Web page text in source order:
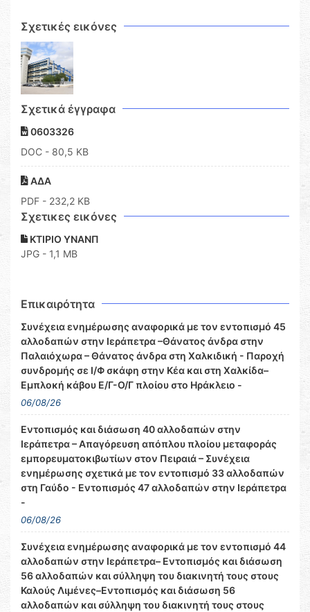
Σχετικές εικόνες
Σχετικά έγγραφα
0603326
DOC - 80,5 KB
ΑΔΑ
PDF - 232,2 KB
Σχετικες εικόνες
ΚΤΙΡΙΟ ΥΝΑΝΠ
JPG - 1,1 MB
Επικαιρότητα
Συνέχεια ενημέρωσης αναφορικά με τον εντοπισμό 45
αλλοδαπών στην Ιεράπετρα –Θάνατος άνδρα στην
Παλαιόχωρα – Θάνατος άνδρα στη Χαλκιδική - Παροχή
συνδρομής σε Ι/Φ σκάφη στην Κέα και στη Χαλκίδα–
Εμπλοκή κάβου Ε/Γ-Ο/Γ πλοίου στο Ηράκλειο -
06/08/26
Εντοπισμός και διάσωση 40 αλλοδαπών στην
Ιεράπετρα – Απαγόρευση απόπλου πλοίου μεταφοράς
εμπορευματοκιβωτίων στον Πειραιά – Συνέχεια
ενημέρωσης σχετικά με τον εντοπισμό 33 αλλοδαπών
στη Γαύδο - Εντοπισμός 47 αλλοδαπών στην Ιεράπετρα
-
06/08/26
Συνέχεια ενημέρωσης αναφορικά με τον εντοπισμό 44
αλλοδαπών στην Ιεράπετρα– Εντοπισμός και διάσωση
56 αλλοδαπών και σύλληψη του διακινητή τους στους
Καλούς Λιμένες–Εντοπισμός και διάσωση 56
αλλοδαπών και σύλληψη του διακινητή τους στους